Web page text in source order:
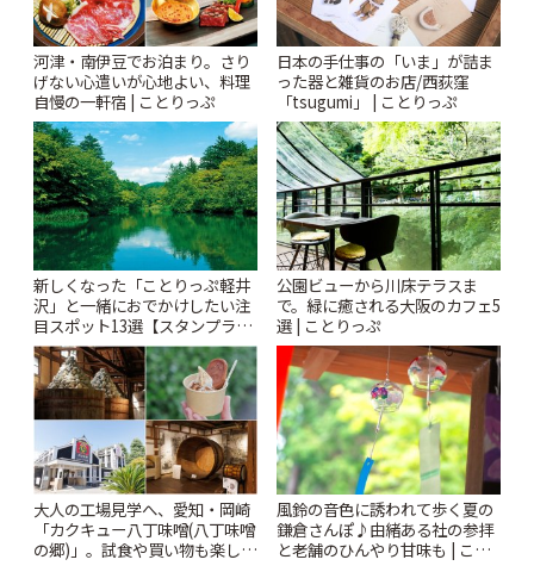
河津・南伊豆でお泊まり。さり
げない心遣いが心地よい、料理
自慢の一軒宿 | ことりっぷ
日本の手仕事の「いま」が詰ま
った器と雑貨のお店/西荻窪
「tsugumi」 | ことりっぷ
新しくなった「ことりっぷ軽井
沢」と一緒におでかけしたい注
目スポット13選【スタンプラリ
ー開催中】 | ことりっぷ
公園ビューから川床テラスま
で。緑に癒される大阪のカフェ5
選 | ことりっぷ
大人の工場見学へ、愛知・岡崎
「カクキュー八丁味噌(八丁味噌
の郷)」。試食や買い物も楽しみ
風鈴の音色に誘われて歩く夏の
鎌倉さんぽ♪由緒ある社の参拝
と老舗のひんやり甘味も | こと